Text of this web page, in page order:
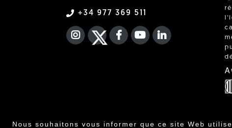
Nous souhaitons vous informer que ce site Web
+34 977 369 511
INSTAGRAM
TWITTER
FACEBOOK F
YOUTUBEFA LINKEDIN